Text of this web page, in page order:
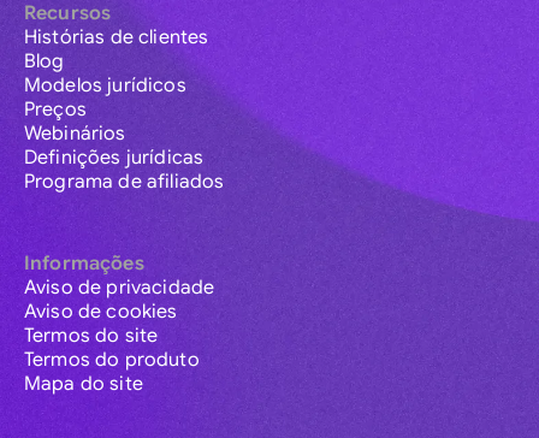
Recursos
Histórias de clientes
Blog
Modelos jurídicos
Preços
Webinários
Definições jurídicas
Programa de afiliados
Informações
Aviso de privacidade
Aviso de cookies
Termos do site
Termos do produto
Mapa do site